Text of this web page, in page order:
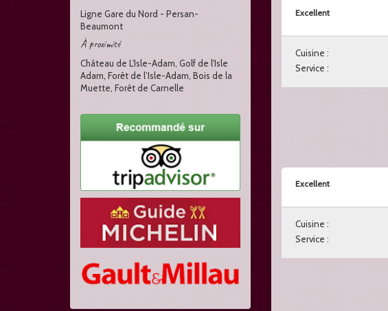
Ligne Gare du Nord - Persan-
Beaumont
À proximité
Château de L'Isle-Adam, Golf de l'Isle
Adam, Forêt de l’Isle-Adam, Bois de la
Muette, Forêt de Carnelle
Excellent
Cuisine :
Service :
Excellent
Cuisine :
Service :